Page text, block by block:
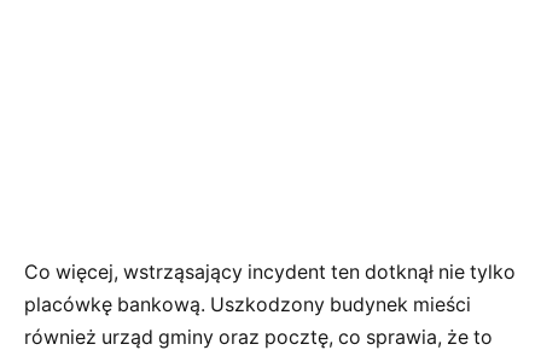
Co więcej, wstrząsający incydent ten dotknął nie tylko
placówkę bankową. Uszkodzony budynek mieści
również urząd gminy oraz pocztę, co sprawia, że to